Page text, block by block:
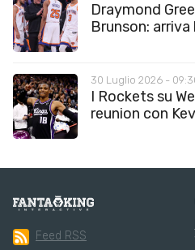
Draymond
Brunson:
30 Luglio 2026 -
I Rockets su
reunion con
Feed RSS